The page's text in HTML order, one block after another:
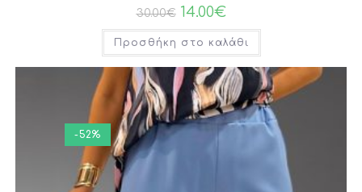
30.00€ 14.00€
Προσθήκη στο καλάθι
-52%